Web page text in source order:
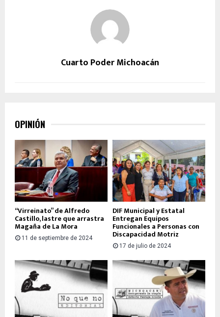
Cuarto Poder Michoacán
OPINIÓN
“Virreinato” de Alfredo
Castillo, lastre que arrastra
Magaña de La Mora
11 de septiembre de 2024
DIF Municipal y Estatal
Entregan Equipos
Funcionales a Personas con
Discapacidad Motriz
17 de julio de 2024